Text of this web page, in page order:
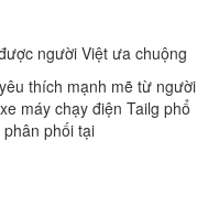
người Việt ưa chuộng
thích mạnh mẽ từ người
máy chạy điện Tailg phổ
phối tại